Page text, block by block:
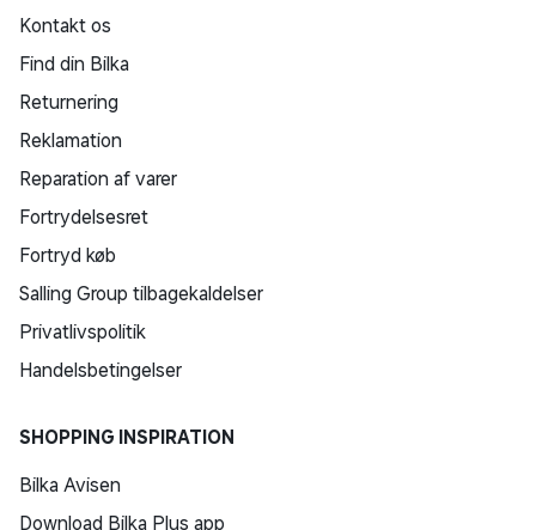
Kontakt os
Find din Bilka
Returnering
Reklamation
Reparation af varer
Fortrydelsesret
Fortryd køb
Salling Group tilbagekaldelser
Privatlivspolitik
Handelsbetingelser
SHOPPING INSPIRATION
Bilka Avisen
Download Bilka Plus app